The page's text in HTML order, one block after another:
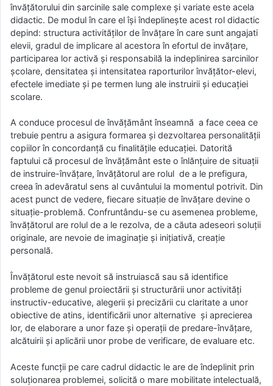
învățătorului din sarcinile sale complexe și variate este acela
didactic. De modul în care el își îndeplinește acest rol didactic
depind: structura activităților de învățare în care sunt angajati
elevii, gradul de implicare al acestora în efortul de invățare,
participarea lor activă și responsabilă la indeplinirea sarcinilor
școlare, densitatea și intensitatea raporturilor învățător-elevi,
efectele imediate și pe termen lung ale instruirii și educației
scolare.
A conduce procesul de învățământ înseamnă a face ceea ce
trebuie pentru a asigura formarea și dezvoltarea personalității
copiilor în concordanță cu finalitățile educației. Datorită
faptului că procesul de învățământ este o înlănțuire de situații
de instruire-învățare, învățătorul are rolul de a le prefigura,
creea în adevăratul sens al cuvântului la momentul potrivit. Din
acest punct de vedere, fiecare situație de învățare devine o
situație-problemă. Confruntându-se cu asemenea probleme,
învățătorul are rolul de a le rezolva, de a căuta adeseori soluții
originale, are nevoie de imaginație și inițiativă, creație
personală.
Învățătorul este nevoit să instruiască sau să identifice
probleme de genul proiectării și structurării unor activități
instructiv-educative, alegerii și precizării cu claritate a unor
obiective de atins, identificării unor alternative și aprecierea
lor, de elaborare a unor faze și operații de predare-învățare,
alcătuirii și aplicării unor probe de verificare, de evaluare etc.
Aceste funcții pe care cadrul didactic le are de îndeplinit prin
soluționarea problemei, solicită o mare mobilitate intelectuală,